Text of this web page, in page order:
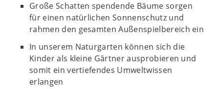
Große Schatten spendende Bäume sorgen
für einen natürlichen Sonnenschutz und
rahmen den gesamten Außenspielbereich ein
In unserem Naturgarten können sich die
Kinder als kleine Gärtner ausprobieren und
somit ein vertiefendes Umweltwissen
erlangen